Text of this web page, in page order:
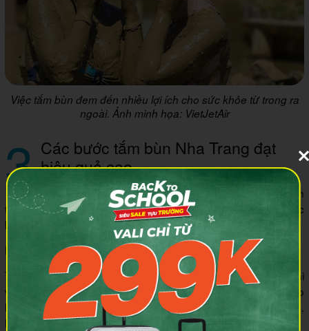
Việc tắm bùn đem đến nhiều lợi ích cho sức khỏe từ trong ra
ngoài. Ảnh minh họa: VietJetAir
3 Các bước tắm bùn Nha Trang đạt
hiệu quả cao
Lần đầu tắm bùn, mình cũng không biết làm theo trình
tự nào. Sau vài lần trải nghiệm ở các khu khác nhau, tôi đúc
kết được quy trình tắm bùn chuẩn như sau:
Bước 1: Chuẩn bị trước khi vào bồn
Tháo bỏ trang sức, đồng hồ và các vật dụng kim loại trước khi
vào bồn bùn vì bùn khoáng có thể làm hỏng bề mặt. Tiếp theo
là cất điện thoại và đồ điện tử vào tủ giữ đồ miễn phí tại sân.
Bạn cũng nhớ buộc tóc gọn gàng để bùn không bám vào tóc.